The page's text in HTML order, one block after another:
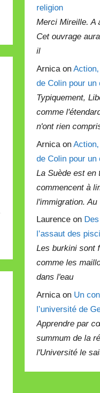
religion
Merci Mireille. A
Cet ouvrage
il
Arnica on
de Colin pour
Typiquement,
comme
n'ont rien
Arnica on
de Colin pour
La Suède est en
commencent à
l'immigration. Au
Laurence on
l’assaut des
Les burkini sont
comme les
dans l'eau
Arnica on Un
l’université de
Apprendre par
summum de la
l'Université le